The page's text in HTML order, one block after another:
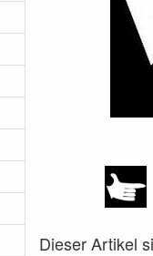
Dieser Artikel